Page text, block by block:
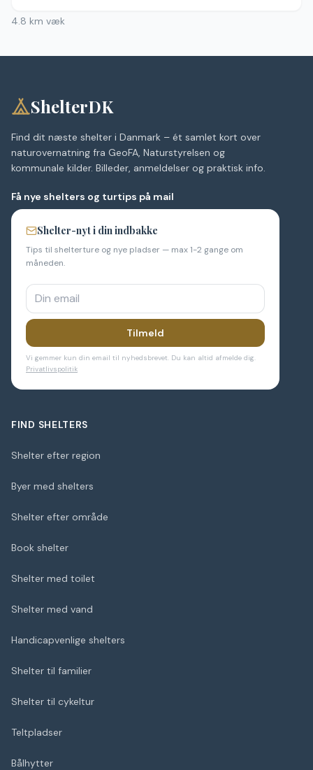
4.8 km væk
ShelterDK
Find dit næste shelter i Danmark – ét samlet kort over
naturovernatning fra GeoFA, Naturstyrelsen og
kommunale kilder. Billeder, anmeldelser og praktisk info.
Få nye shelters og turtips på mail
Shelter-nyt i din indbakke
Tips til shelterture og nye pladser — max 1-2 gange om
måneden.
Tilmeld
Vi gemmer kun din email til nyhedsbrevet. Du kan altid afmelde dig.
Privatlivspolitik
FIND SHELTERS
Shelter efter region
Byer med shelters
Shelter efter område
Book shelter
Shelter med toilet
Shelter med vand
Handicapvenlige shelters
Shelter til familier
Shelter til cykeltur
Teltpladser
Bålhytter